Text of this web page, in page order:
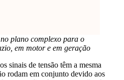
plano complexo para o
em motor e em geração
sinais de tensão têm a mesma
rodam em conjunto devido aos